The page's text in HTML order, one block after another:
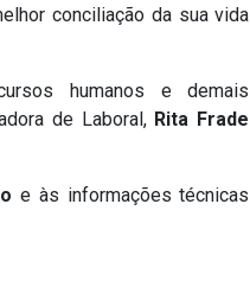
conciliação da sua vida
humanos e demais
de Laboral, Rita Frade
e às informações técnicas